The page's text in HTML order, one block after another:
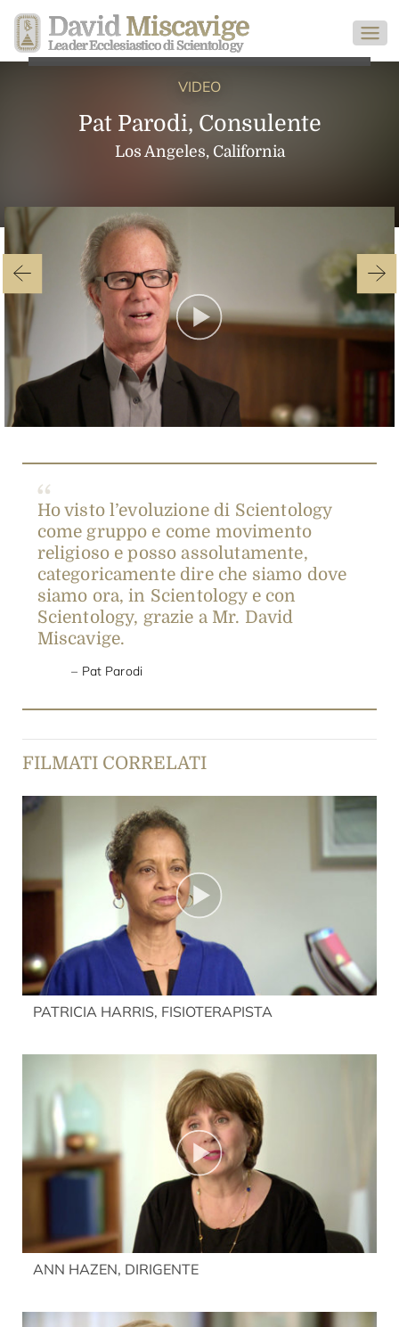
David Miscavige
Leader Ecclesiastico di Scientology
VIDEO
Pat Parodi, Consulente
Los Angeles, California
Play
Video
Ho visto l’evoluzione di Scientology
come gruppo e come movimento
religioso e posso assolutamente,
categoricamente dire che siamo dove
siamo ora, in Scientology e con
Scientology, grazie a Mr. David
Miscavige.
Pat Parodi
FILMATI CORRELATI
PATRICIA HARRIS, FISIOTERAPISTA
ANN HAZEN, DIRIGENTE